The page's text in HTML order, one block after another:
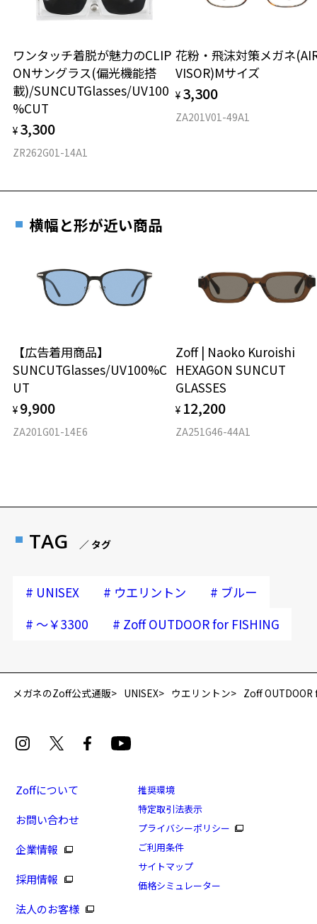
ウエリントン
フロント素材：French Plastic
もっと見る
ワンタッチ着脱が魅力のCLIP
ONサングラス(偏光機能搭
載)/SUNCUTGlasses/UV100
%CUT
¥ 3,300
ZR262G01-14A1
花粉・飛沫対策メガネ
VISOR)Mサイズ
¥ 3,300
ZA201V01-49A1
横幅と形が近い商品
【広告着用商品】
SUNCUTGlasses/UV100%C
UT
¥ 9,900
ZA201G01-14E6
Zoff | Naoko Kuroishi
HEXAGON SUNCUT
GLASSES
¥ 12,200
ZA251G46-44A1
TAG ／ タグ
# UNISEX # ウエリントン # ブルー
# ～￥3300 # Zoff OUTDOOR for FISHING
メガネのZoff公式通販 UNISEX ウエリントン Zoff OUTDOOR
Zoffについて
お問い合わせ
企業情報
採用情報
法人のお客様
推奨環境
特定取引法表示
プライバシーポリシー
ご利用条件
サイトマップ
価格シミュレーター